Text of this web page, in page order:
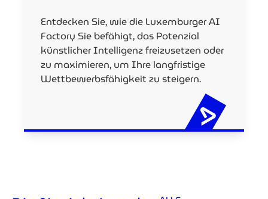
Entdecken Sie, wie die Luxemburger AI
Factory Sie befähigt, das Potenzial
künstlicher Intelligenz freizusetzen oder
zu maximieren, um Ihre langfristige
Wettbewerbsfähigkeit zu steigern.